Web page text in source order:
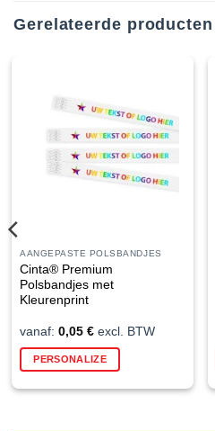
Gerelateerde producten
AANGEPASTE POLSBANDJES
Cinta® Premium
Polsbandjes met
Kleurenprint
vanaf:0,05€ excl. BTW
PERSONALIZE